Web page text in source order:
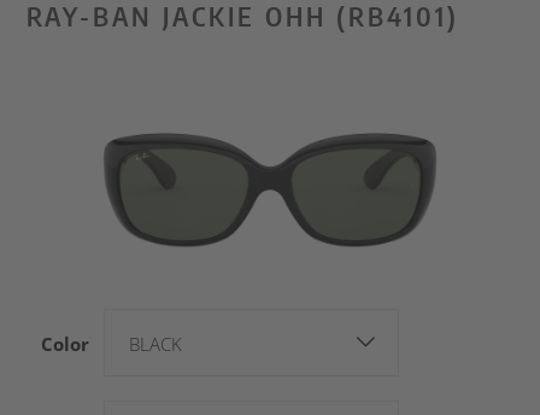
RAY-BAN JACKIE OHH (RB4101)
Color BLACK